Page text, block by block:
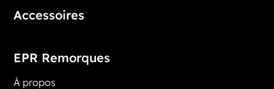
Accessoires
EPR Remorques
À propos